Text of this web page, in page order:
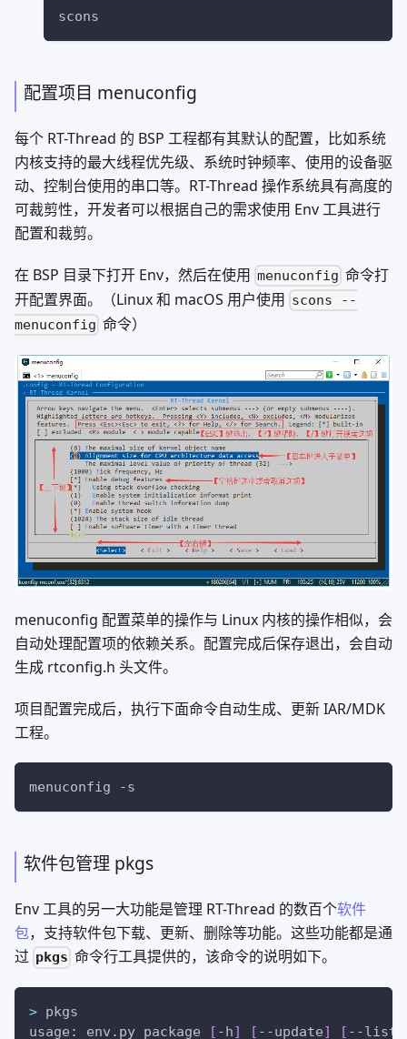
scons
配置项目 menuconfig
每个 RT-Thread 的 BSP 工程都有其默认的配置，比如系统
内核支持的最大线程优先级、系统时钟频率、使用的设备驱
动、控制台使用的串口等。RT-Thread 操作系统具有高度的
可裁剪性，开发者可以根据自己的需求使用 Env 工具进行
配置和裁剪。
在 BSP 目录下打开 Env，然后在使用 menuconfig 命令打
开配置界面。（Linux 和 macOS 用户使用 scons --
menuconfig 命令）
menuconfig 配置菜单的操作与 Linux 内核的操作相似，会
自动处理配置项的依赖关系。配置完成后保存退出，会自动
生成 rtconfig.h 头文件。
项目配置完成后，执行下面命令自动生成、更新 IAR/MDK
工程。
menuconfig -s
软件包管理 pkgs
Env 工具的另一大功能是管理 RT-Thread 的数百个软件
包，支持软件包下载、更新、删除等功能。这些功能都是通
过 pkgs 命令行工具提供的，该命令的说明如下。
> pkgs
usage: env.py package
[ -h] [ --update] [ --list